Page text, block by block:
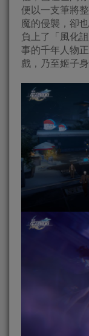
便以一支筆將
魔的侵襲，卻
負上了「風化
事的千年人物
戲，乃至姬子